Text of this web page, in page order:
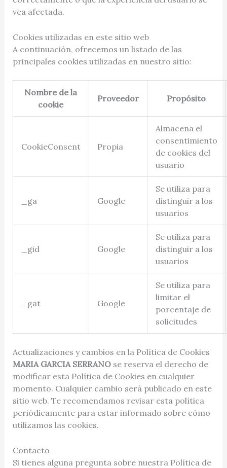
vea afectada.
Cookies utilizadas en este sitio web
A continuación, ofrecemos un listado de las
principales cookies utilizadas en nuestro sitio:
Nombre de la
cookie
Proveedor Propósito
CookieConsent Propia
Almacena el
consentimiento
de cookies del
usuario
_ga Google
Se utiliza para
distinguir a los
usuarios
_gid Google
Se utiliza para
distinguir a los
usuarios
_gat Google
Se utiliza para
limitar el
porcentaje de
solicitudes
Actualizaciones y cambios en la Política de Cookies
MARIA GARCIA SERRANOse reserva el derecho de
modificar esta Política de Cookies en cualquier
momento. Cualquier cambio será publicado en este
sitio web. Te recomendamos revisar esta política
periódicamente para estar informado sobre cómo
utilizamos las cookies.
Contacto
Si tienes alguna pregunta sobre nuestra Política de